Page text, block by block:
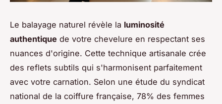
Le balayage naturel révèle la luminosité
authentique de votre chevelure en respectant ses
nuances d'origine. Cette technique artisanale crée
des reflets subtils qui s'harmonisent parfaitement
avec votre carnation. Selon une étude du syndicat
national de la coiffure française, 78% des femmes